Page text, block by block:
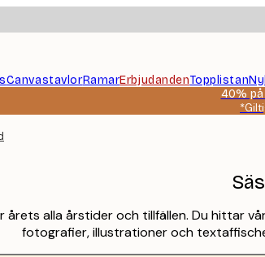
CanvastavlorRamarErbjudandenTopplistan
40%
alla årstider och tillfällen. Du hittar
fotografier, illustrationer och